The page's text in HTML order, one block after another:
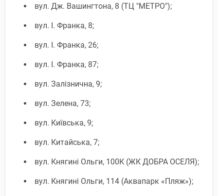
вул. Дж. Вашингтона, 8 (ТЦ "МЕТРО");
вул. І. Франка, 8;
вул. І. Франка, 26;
вул. І. Франка, 87;
вул. Залізнична, 9;
вул. Зелена, 73;
вул. Київська, 9;
вул. Китайська, 7;
вул. Княгині Ольги, 100К (ЖК ДОБРА ОСЕЛЯ);
вул. Княгині Ольги, 114 (Аквапарк «Пляж»);